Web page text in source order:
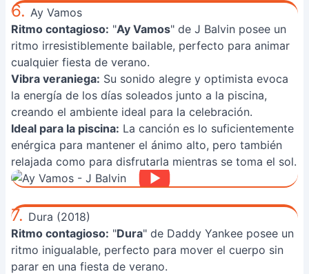
6. Ay Vamos
Ritmo contagioso: "Ay Vamos" de J Balvin posee un
ritmo irresistiblemente bailable, perfecto para animar
cualquier fiesta de verano.
Vibra veraniega: Su sonido alegre y optimista evoca
la energía de los días soleados junto a la piscina,
creando el ambiente ideal para la celebración.
Ideal para la piscina: La canción es lo suficientemente
enérgica para mantener el ánimo alto, pero también
relajada como para disfrutarla mientras se toma el sol.
7. Dura (2018)
Ritmo contagioso: "Dura" de Daddy Yankee posee un
ritmo inigualable, perfecto para mover el cuerpo sin
parar en una fiesta de verano.